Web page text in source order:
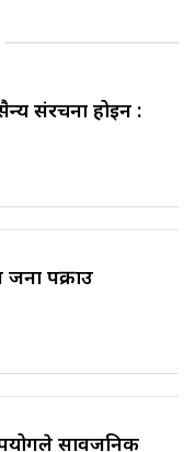
संरचना होइन :
जना पक्राउ
सार्वजनिक